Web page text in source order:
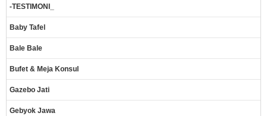
-TESTIMONI_
Baby Tafel
Bale Bale
Bufet & Meja Konsul
Gazebo Jati
Gebyok Jawa